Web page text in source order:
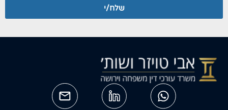
שלח/י